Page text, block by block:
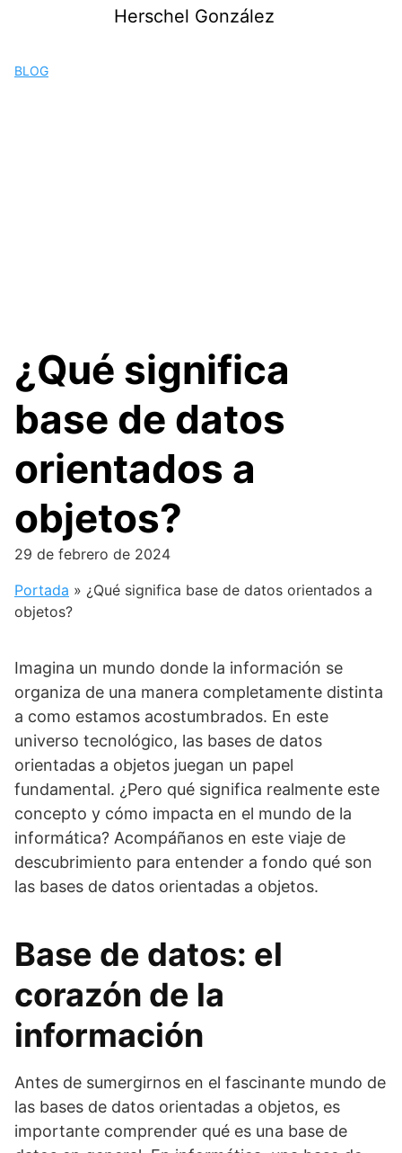
Herschel González
BLOG
¿Qué significa
base de datos
orientados a
objetos?
29 de febrero de 2024
Portada » ¿Qué significa base de datos orientados a
objetos?
Imagina un mundo donde la información se
organiza de una manera completamente distinta
a como estamos acostumbrados. En este
universo tecnológico, las bases de datos
orientadas a objetos juegan un papel
fundamental. ¿Pero qué significa realmente este
concepto y cómo impacta en el mundo de la
informática? Acompáñanos en este viaje de
descubrimiento para entender a fondo qué son
las bases de datos orientadas a objetos.
Base de datos: el
corazón de la
información
Antes de sumergirnos en el fascinante mundo de
las bases de datos orientadas a objetos, es
importante comprender qué es una base de